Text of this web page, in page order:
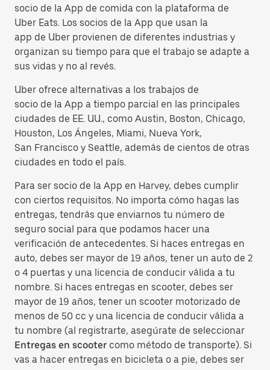
socio de la App de comida con la plataforma de
Uber Eats. Los socios de la App que usan la
app de Uber provienen de diferentes industrias y
organizan su tiempo para que el trabajo se adapte a
sus vidas y no al revés.
Uber ofrece alternativas a los trabajos de
socio de la App a tiempo parcial en las principales
ciudades de EE. UU., como Austin, Boston, Chicago,
Houston, Los Ángeles, Miami, Nueva York,
San Francisco y Seattle, además de cientos de otras
ciudades en todo el país.
Para ser socio de la App en Harvey, debes cumplir
con ciertos requisitos. No importa cómo hagas las
entregas, tendrás que enviarnos tu número de
seguro social para que podamos hacer una
verificación de antecedentes. Si haces entregas en
auto, debes ser mayor de 19 años, tener un auto de 2
o 4 puertas y una licencia de conducir válida a tu
nombre. Si haces entregas en scooter, debes ser
mayor de 19 años, tener un scooter motorizado de
menos de 50 cc y una licencia de conducir válida a
tu nombre (al registrarte, asegúrate de seleccionar
Entregas en scooter como método de transporte). Si
vas a hacer entregas en bicicleta o a pie, debes ser